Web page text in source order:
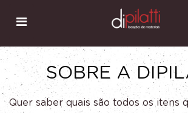
SOBRE A
Quer saber quais são todos os itens